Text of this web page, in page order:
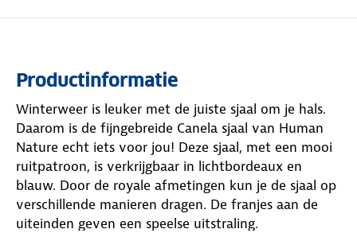
Productinformatie
Winterweer is leuker met de juiste sjaal om je hals.
Daarom is de fijngebreide Canela sjaal van Human
Nature echt iets voor jou! Deze sjaal, met een mooi
ruitpatroon, is verkrijgbaar in lichtbordeaux en
blauw. Door de royale afmetingen kun je de sjaal op
verschillende manieren dragen. De franjes aan de
uiteinden geven een speelse uitstraling.